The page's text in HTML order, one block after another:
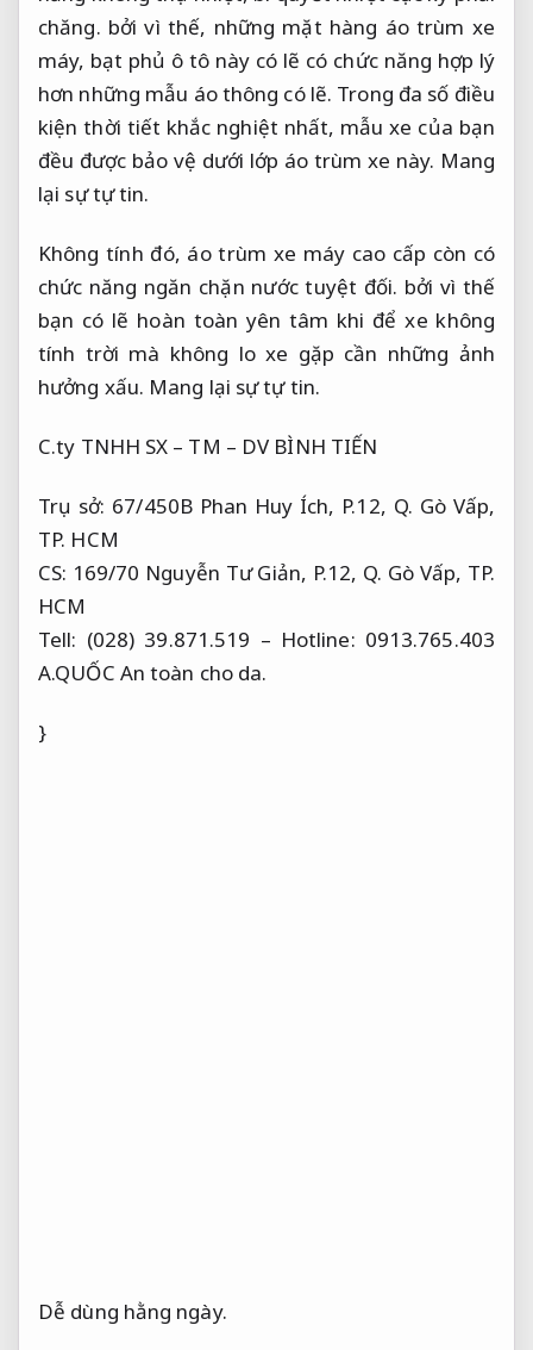
chăng. bởi vì thế, những mặt hàng áo trùm xe
máy, bạt phủ ô tô này có lẽ có chức năng hợp lý
hơn những mẫu áo thông có lẽ. Trong đa số điều
kiện thời tiết khắc nghiệt nhất, mẫu xe của bạn
đều được bảo vệ dưới lớp áo trùm xe này. Mang
lại sự tự tin.
Không tính đó, áo trùm xe máy cao cấp còn có
chức năng ngăn chặn nước tuyệt đối. bởi vì thế
bạn có lẽ hoàn toàn yên tâm khi để xe không
tính trời mà không lo xe gặp cần những ảnh
hưởng xấu. Mang lại sự tự tin.
C.ty TNHH SX – TM – DV BÌNH TIẾN
Trụ sở: 67/450B Phan Huy Ích, P.12, Q. Gò Vấp,
TP. HCM
CS: 169/70 Nguyễn Tư Giản, P.12, Q. Gò Vấp, TP.
HCM
Tell: (028) 39.871.519 – Hotline: 0913.765.403
A.QUỐC An toàn cho da.
}
Dễ dùng hằng ngày.